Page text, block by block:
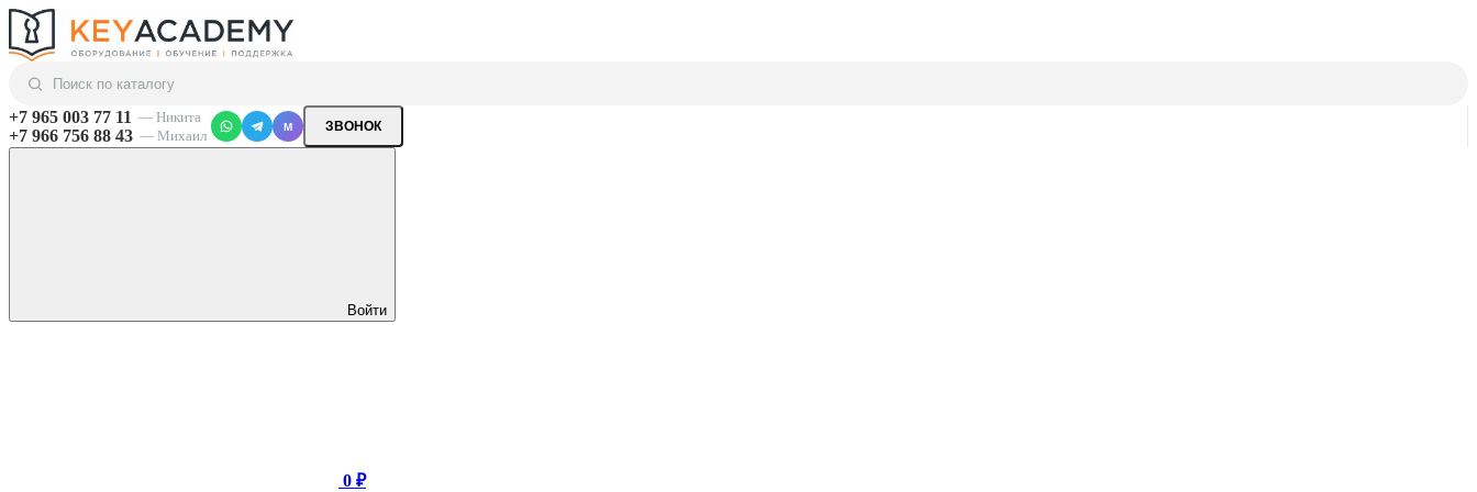
+7 965 003 77 11 — Никита
+7 966 756 88 43 — Михаил
M ЗВОНОК
Войти
0 ₽